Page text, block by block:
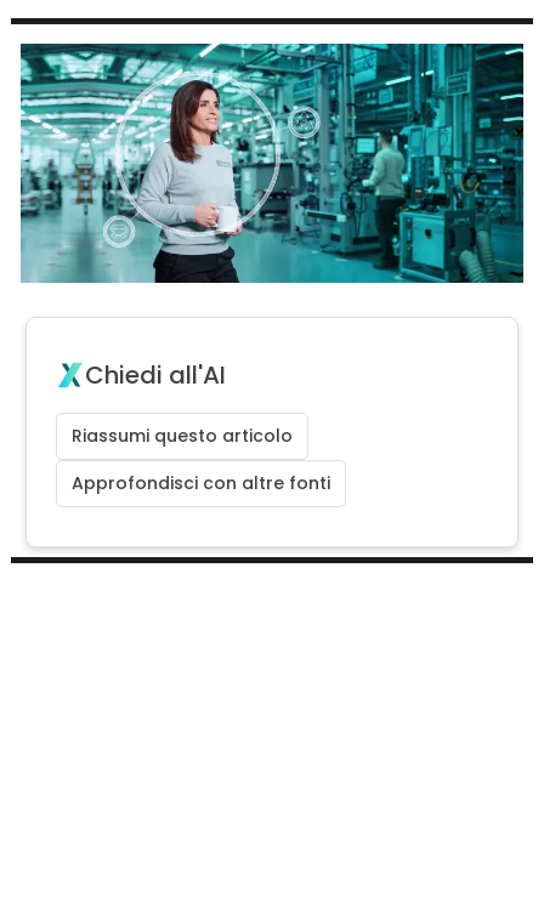
Chiedi all'AI
Riassumi questo articolo
Approfondisci con altre fonti